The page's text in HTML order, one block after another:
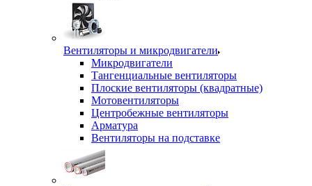
Вентиляторы и микродвигатели
Микродвигатели
Тангенциальные вентиляторы
Плоские вентиляторы (квадратные)
Мотовентиляторы
Центробежные вентиляторы
Арматура
Вентиляторы на подставке